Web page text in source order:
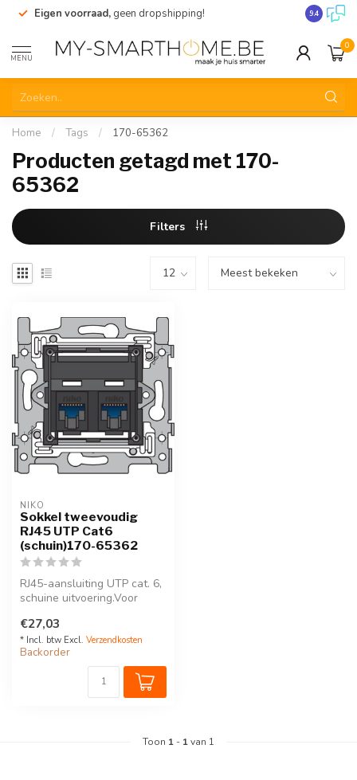
Eigen voorraad, geen dropshipping! 9.4
MENU
0
Home / Tags / 170-65362
Producten getagd met 170-
65362
Filters
NIKO
Sokkel tweevoudig
RJ45 UTP Cat6
(schuin)170-65362
RJ45-aansluiting UTP cat. 6,
schuine uitvoering.Voor
schroefbeves...
€27,03
* Incl. btw Excl. Verzendkosten
Backorder
Toon 1 - 1van 1